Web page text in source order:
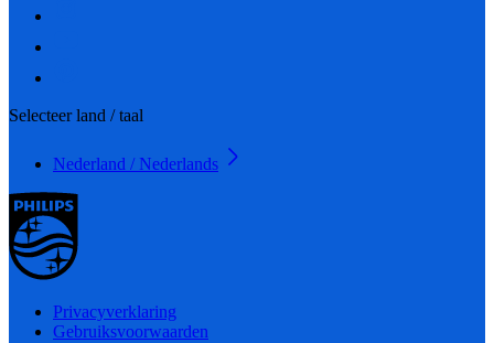
Selecteer land / taal
Nederland / Nederlands
Privacyverklaring
Gebruiksvoorwaarden